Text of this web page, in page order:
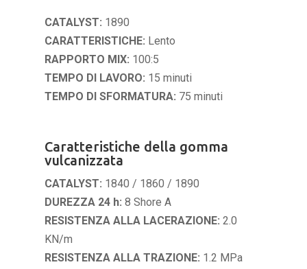
CATALYST: 1890
CARATTERISTICHE: Lento
RAPPORTO MIX: 100:5
TEMPO DI LAVORO: 15 minuti
TEMPO DI SFORMATURA: 75 minuti
Caratteristiche della gomma
vulcanizzata
CATALYST: 1840 / 1860 / 1890
DUREZZA 24 h: 8 Shore A
RESISTENZA ALLA LACERAZIONE: 2.0
KN/m
RESISTENZA ALLA TRAZIONE: 1.2 MPa